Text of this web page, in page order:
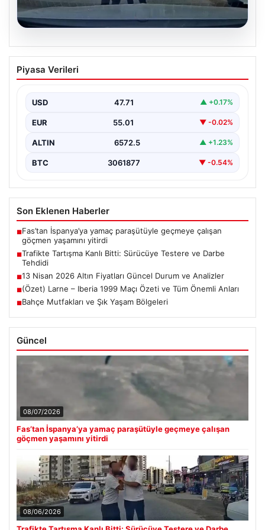
Trafikte Tartışma Kanlı Bitti: Sürücüye
Testere ve Darbe Tehdidi
bir tartışma, şiddet olayına dönüştü. Olay sırasında bir…
Piyasa Verileri
USD 47.71 ▲ +0.17%
EUR 55.01 ▼ -0.02%
ALTIN 6572.5 ▲ +1.23%
BTC 3061877 ▼ -0.54%
Son Eklenen Haberler
■Fas’tan İspanya’ya yamaç paraşütüyle geçmeye çalışan
göçmen yaşamını yitirdi
■Trafikte Tartışma Kanlı Bitti: Sürücüye Testere ve Darbe
Tehdidi
■13 Nisan 2026 Altın Fiyatları Güncel Durum ve Analizler
■(Özet) Larne – Iberia 1999 Maçı Özeti ve Tüm Önemli Anları
■Bahçe Mutfakları ve Şık Yaşam Bölgeleri
Güncel
08/07/2026
Fas’tan İspanya’ya yamaç paraşütüyle geçmeye çalışan
göçmen yaşamını yitirdi
08/06/2026